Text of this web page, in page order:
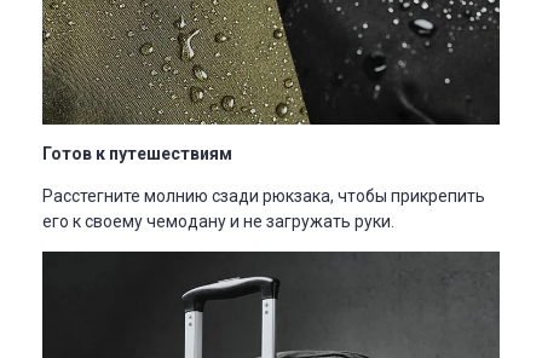
Готов к путешествиям
Расстегните молнию сзади рюкзака, чтобы прикрепить
его к своему чемодану и не загружать руки.